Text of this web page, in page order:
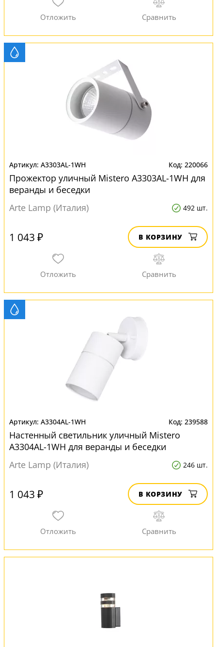
A3303AL-1WH 220066
Прожектор уличный Mistero A3303AL-1WH для
веранды и беседки
Arte Lamp (Италия)
492 шт.
1 043 ₽ В КОРЗИНУ
A3304AL-1WH 239588
Настенный светильник уличный Mistero
A3304AL-1WH для веранды и беседки
Arte Lamp (Италия)
246 шт.
1 043 ₽ В КОРЗИНУ